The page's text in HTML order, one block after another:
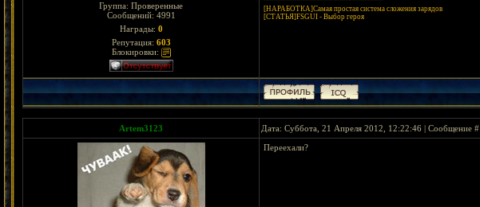
Группа: Проверенные
Сообщений: 4991
Награды: 0
Репутация: 603
Блокировки:
[НАРАБОТКА]Самая простая система сложения зарядов
[СТАТЬЯ]FSGUI - Выбор героя
Artem3123 Дата: Суббота, 21 Апреля 2012, 12:22:46 | Сообщение #
Переехали?